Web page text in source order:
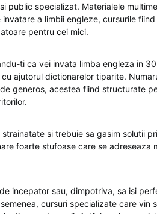
public specializat. Materialele
a limbii engleze, cursurile
pentru cei mici.
ti ca vei invata limba engleza in
ajutorul dictionarelor tiparite.
generos, acestea fiind structurate
si trebuie sa gasim solutii
foarte stufoase care se adreseaza
incepator sau, dimpotriva, sa isi
cursuri specializate care vin